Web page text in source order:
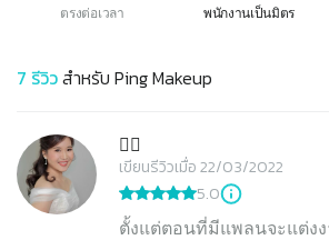
ตรงต่อเวลา พนักงานเป็นมิตร
7 รีวิวสำหรับ Ping Makeup
✌🏻
เขียนรีวิวเมื่อ 22/03/2022
5.0
ตั้งแต่ตอนที่มีแพลนจะแต่ง